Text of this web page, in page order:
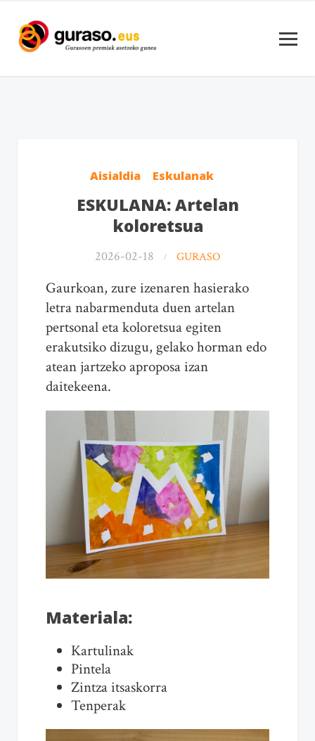
Aisialdia Eskulanak
ESKULANA: Artelan
koloretsua
2026-02-18 GURASO
Gaurkoan, zure izenaren hasierako
letra nabarmenduta duen artelan
pertsonal eta koloretsua egiten
erakutsiko dizugu, gelako horman edo
atean jartzeko aproposa izan
daitekeena.
Materiala:
Kartulinak
Pintela
Zintza itsaskorra
Tenperak